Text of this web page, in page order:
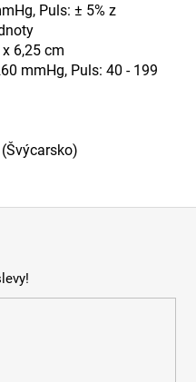
Puls: ± 5% z
6,25 cm
mmHg, Puls: 40 - 199